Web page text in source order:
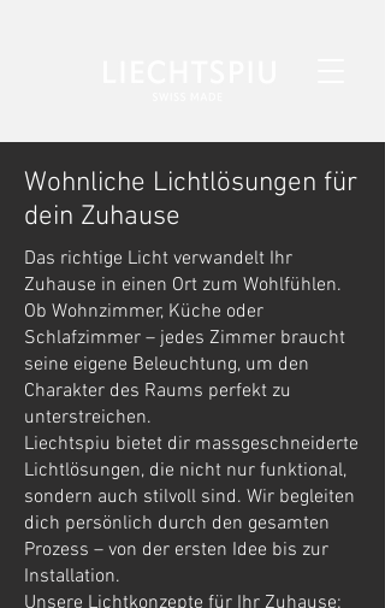
Wohnliche Lichtlösungen für
dein Zuhause
Das richtige Licht verwandelt Ihr
Zuhause in einen Ort zum Wohlfühlen.
Ob Wohnzimmer, Küche oder
Schlafzimmer – jedes Zimmer braucht
seine eigene Beleuchtung, um den
Charakter des Raums perfekt zu
unterstreichen.
Liechtspiu bietet dir massgeschneiderte
Lichtlösungen, die nicht nur funktional,
sondern auch stilvoll sind. Wir begleiten
dich persönlich durch den gesamten
Prozess – von der ersten Idee bis zur
Installation.
Unsere Lichtkonzepte für Ihr Zuhause: